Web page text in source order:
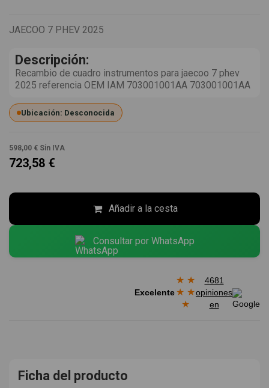
JAECOO 7 PHEV 2025
Descripción:
Recambio de cuadro instrumentos para jaecoo 7 phev
2025 referencia OEM IAM 703001001AA 703001001AA
Ubicación: Desconocida
598,00 € Sin IVA
723,58 €
Añadir a la cesta
Consultar por WhatsApp
Excelente
★ ★
★ ★
★
4681
opiniones
en
Ficha del producto